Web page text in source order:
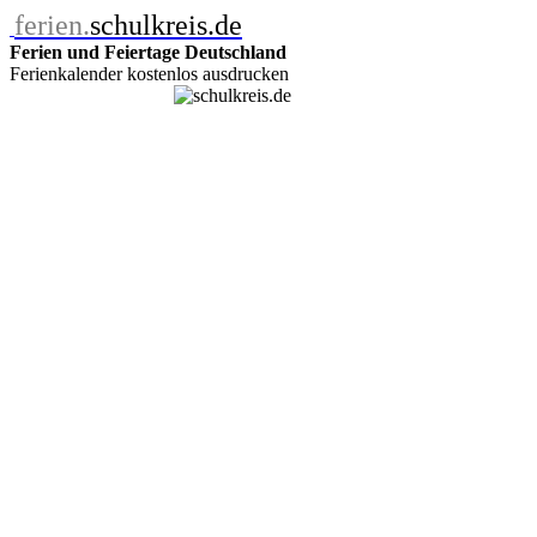
ferien.schulkreis.de
Ferien und Feiertage Deutschland
Ferienkalender kostenlos ausdrucken